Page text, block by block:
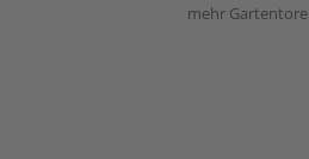
mehr Gartentore